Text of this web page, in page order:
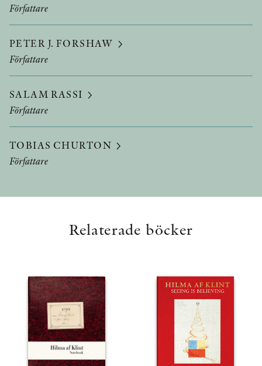
Författare
PETER J. FORSHAW
Författare
SALAM RASSI
Författare
TOBIAS CHURTON
Författare
Relaterade böcker